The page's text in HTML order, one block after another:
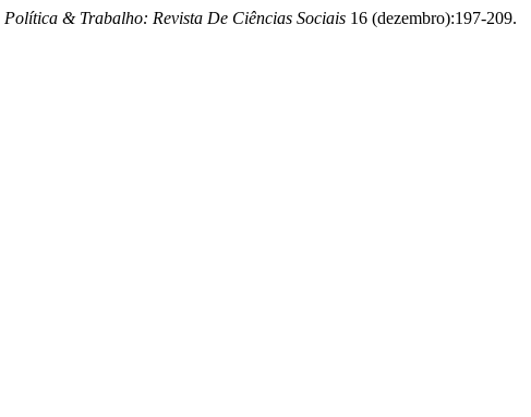
Política & Trabalho: Revista De Ciências Sociais 16 (dezembro):197-209.